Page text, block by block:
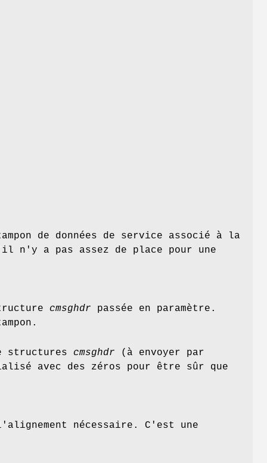
de données de service associé à la
n'y a pas assez de place pour une
cmsghdr passée en paramètre.
structures cmsghdr (à envoyer par
avec des zéros pour être sûr que
nécessaire. C'est une